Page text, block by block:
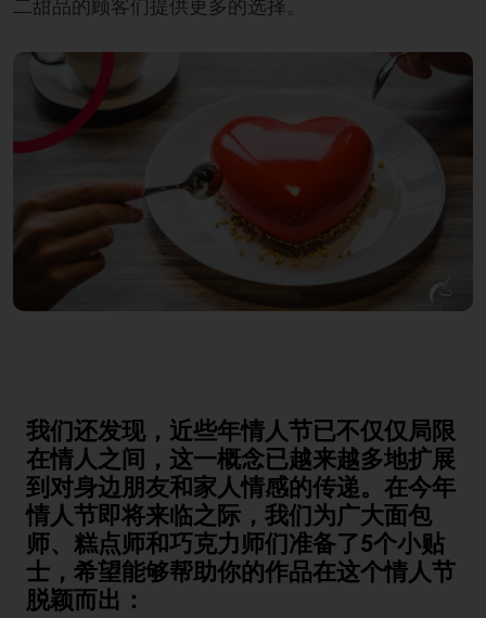
二甜品的顾客们提供更多的选择。
我们还发现，近些年情人节已不仅仅局限
在情人之间，这一概念已越来越多地扩展
到对身边朋友和家人情感的传递。在今年
情人节即将来临之际，我们为广大面包
师、糕点师和巧克力师们准备了5个小贴
士，希望能够帮助你的作品在这个情人节
脱颖而出：